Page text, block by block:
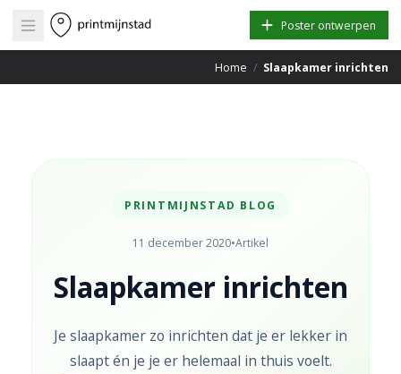
Open main menu Poster ontwerpen
Home / Slaapkamer inrichten
PRINTMIJNSTAD BLOG
11 december 2020•Artikel
Slaapkamer inrichten
Je slaapkamer zo inrichten dat je er lekker in
slaapt én je je er helemaal in thuis voelt.